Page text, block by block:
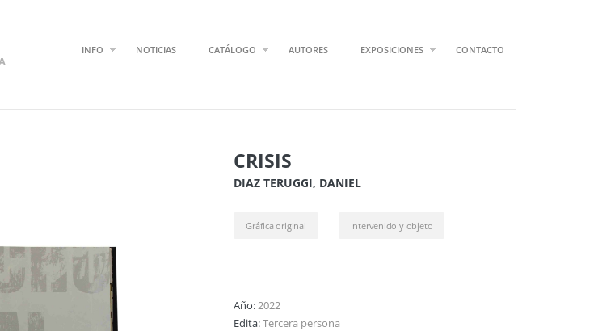
INFO NOTICIAS CATÁLOGO AUTORES EXPOSICIONES CONTACTO
CRISIS
DIAZ TERUGGI, DANIEL
Gráfica original Intervenido y objeto
Año:2022
Edita:Tercera persona